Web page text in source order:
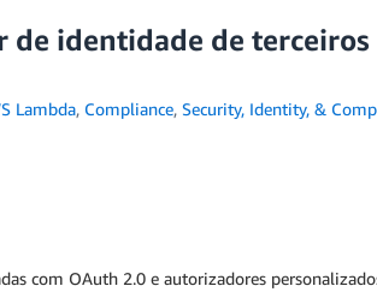
identidade de
Lambda, Compliance, Security, Identity, &
com OAuth 2.0 e autorizadores